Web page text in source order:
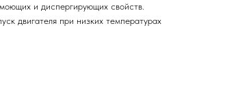
и диспергирующих свойств.
двигателя при низких температурах